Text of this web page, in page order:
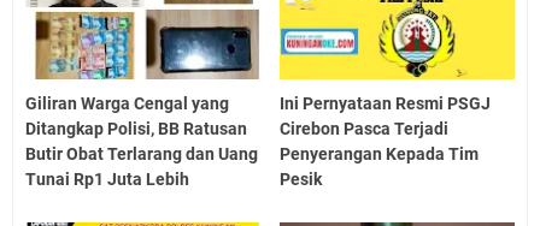
Giliran Warga Cengal yang
Ditangkap Polisi, BB Ratusan
Butir Obat Terlarang dan Uang
Tunai Rp1 Juta Lebih
Ini Pernyataan Resmi PSGJ
Cirebon Pasca Terjadi
Penyerangan Kepada Tim
Pesik